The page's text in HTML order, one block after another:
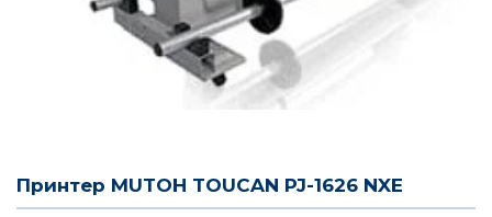
Принтер MUTOH TOUCAN PJ-1626 NXE